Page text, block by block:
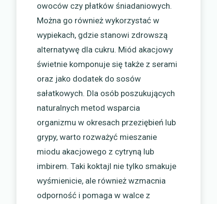
owoców czy płatków śniadaniowych.
Można go również wykorzystać w
wypiekach, gdzie stanowi zdrowszą
alternatywę dla cukru. Miód akacjowy
świetnie komponuje się także z serami
oraz jako dodatek do sosów
sałatkowych. Dla osób poszukujących
naturalnych metod wsparcia
organizmu w okresach przeziębień lub
grypy, warto rozważyć mieszanie
miodu akacjowego z cytryną lub
imbirem. Taki koktajl nie tylko smakuje
wyśmienicie, ale również wzmacnia
odporność i pomaga w walce z